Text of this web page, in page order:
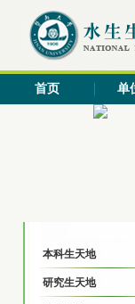
首页 单
本科生天地
研究生天地